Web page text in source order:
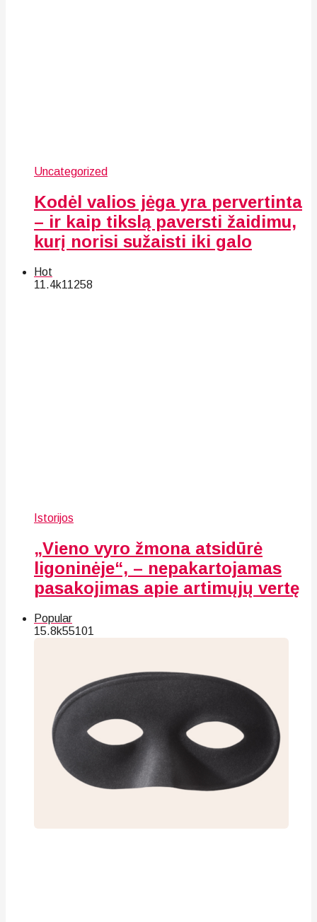
Uncategorized
Kodėl valios jėga yra pervertinta
– ir kaip tikslą paversti žaidimu,
kurį norisi sužaisti iki galo
Hot
11.4k11258
Istorijos
„Vieno vyro žmona atsidūrė
ligoninėje“, – nepakartojamas
pasakojimas apie artimųjų vertę
Popular
15.8k55101